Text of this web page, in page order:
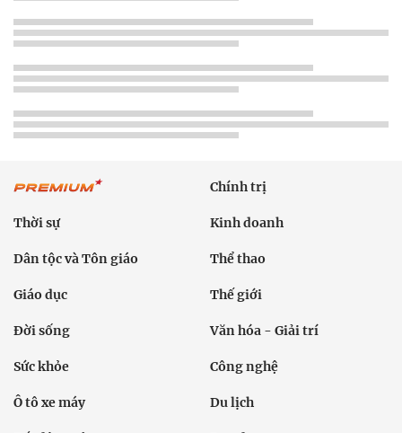
Chính trị
Thời sự Kinh doanh
Dân tộc và Tôn giáo Thể thao
Giáo dục Thế giới
Đời sống Văn hóa - Giải trí
Sức khỏe Công nghệ
Ô tô xe máy Du lịch